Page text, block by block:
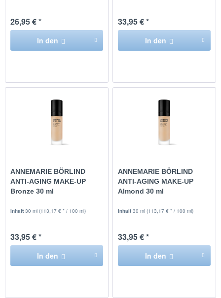
26,95 € *
In den
33,95 € *
In den
ANNEMARIE BÖRLIND
ANTI-AGING MAKE-UP
Bronze 30 ml
Inhalt30 ml(113,17 € * / 100 ml)
33,95 € *
In den
ANNEMARIE BÖRLIND
ANTI-AGING MAKE-UP
Almond 30 ml
Inhalt30 ml(113,17 € * / 100 ml)
33,95 € *
In den